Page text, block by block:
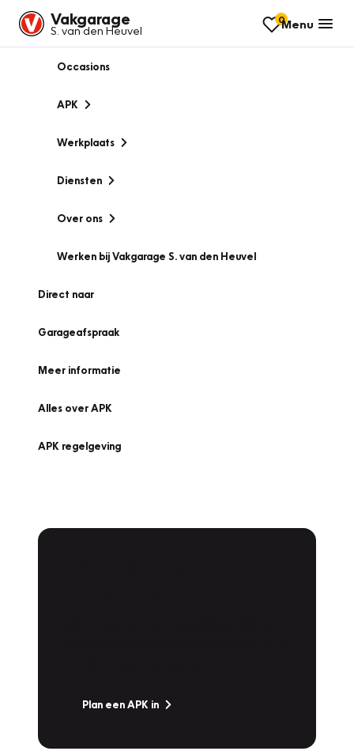
Vakgarage
S. van den Heuvel
0Menu
Occasions
APK
Werkplaats
Diensten
Over ons
Werken bij Vakgarage S. van den Heuvel
Direct naar
Garageafspraak
Meer informatie
Alles over APK
APK regelgeving
Plan een APK in